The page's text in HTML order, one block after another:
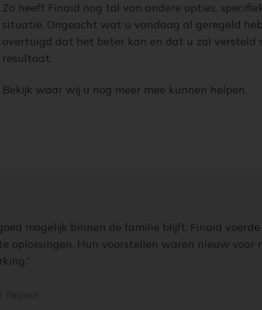
Zo heeft Finaid nog tal van andere opties,
situatie. Ongeacht wat u vandaag al geregeld
overtuigd dat het beter kan en dat u zal versteld
resultaat.
Bekijk waar wij u nog meer mee kunnen helpen.
mogelijk binnen de familie blijft. Finaid voerde
Hun voorstellen waren nieuw voor